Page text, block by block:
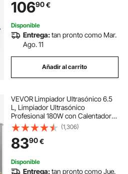
Carburadores e Instrumentos
10690€
Disponible
Entrega:tan pronto como Mar.
Ago. 11
Añadir al carrito
VEVOR Limpiador Ultrasónico 6.5
L, Limpiador Ultrasónico
Profesional 180W con Calentador
Ajustable Máquina de Limpieza
Ultrasónica con 2 Perillas Potente
Frecuencia 40 kHz para Joyas y
Gafas
(1,306)
8390€
Disponible
Entrega:tan pronto como Jue.